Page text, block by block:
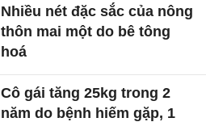
Nhiều nét đặc sắc của nông
thôn mai một do bê tông
hoá
Cô gái tăng 25kg trong 2
năm do bệnh hiếm gặp, 1